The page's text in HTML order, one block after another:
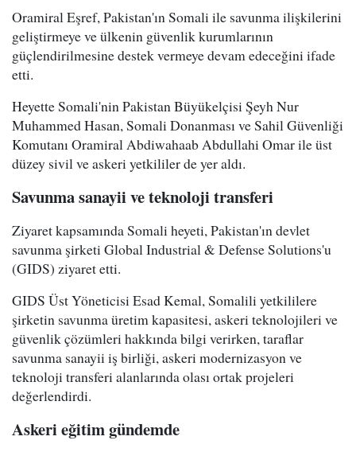
Oramiral Eşref, Pakistan'ın Somali ile savunma ilişkilerini
geliştirmeye ve ülkenin güvenlik kurumlarının
güçlendirilmesine destek vermeye devam edeceğini ifade
etti.
Heyette Somali'nin Pakistan Büyükelçisi Şeyh Nur
Muhammed Hasan, Somali Donanması ve Sahil Güvenliği
Komutanı Oramiral Abdiwahaab Abdullahi Omar ile üst
düzey sivil ve askeri yetkililer de yer aldı.
Savunma sanayii ve teknoloji transferi
Ziyaret kapsamında Somali heyeti, Pakistan'ın devlet
savunma şirketi Global Industrial & Defense Solutions'u
(GIDS) ziyaret etti.
GIDS Üst Yöneticisi Esad Kemal, Somalili yetkililere
şirketin savunma üretim kapasitesi, askeri teknolojileri ve
güvenlik çözümleri hakkında bilgi verirken, taraflar
savunma sanayii iş birliği, askeri modernizasyon ve
teknoloji transferi alanlarında olası ortak projeleri
değerlendirdi.
Askeri eğitim gündemde